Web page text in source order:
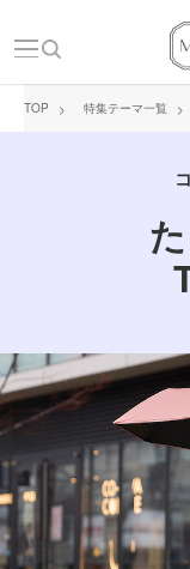
TOP 特集テーマ一覧